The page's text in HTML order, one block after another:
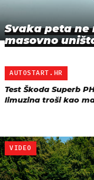
Svaka peta ne
masovno
AUTOSTART.HR
Test Škoda Superb
limuzina troši kao
VIDEO